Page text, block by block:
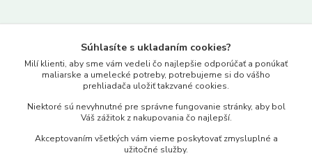
www.merkantil.sk
Pondelok-Piatok: 9.00-17.00hod.
objednavky@merkantil-obchod.sk
Súhlasíte s ukladaním cookies?
Milí klienti, aby sme vám vedeli čo najlepšie odporúčať a ponúkať
maliarske a umelecké potreby, potrebujeme si do vášho
prehliadača uložiť takzvané cookies.
Niektoré sú nevyhnutné pre správne fungovanie stránky, aby bol
Váš zážitok z nakupovania čo najlepší.
Akceptovaním všetkých vám vieme poskytovať zmysluplné a
užitočné služby.